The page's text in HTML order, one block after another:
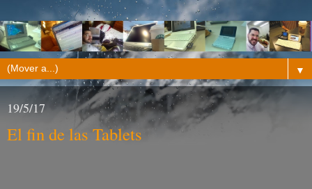
▼
19/5/17
El fin de las Tablets